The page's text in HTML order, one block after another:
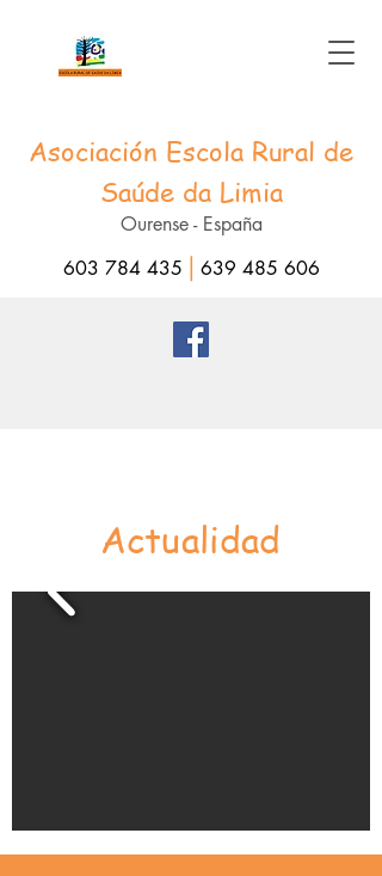
603 784 435 | 639 485 606
Asociación Escola Rural de
Saúde da Limia
Ourense - España
Actualidad